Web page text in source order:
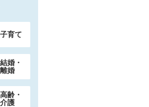
子育て
結婚・
離婚
高齢・
介護